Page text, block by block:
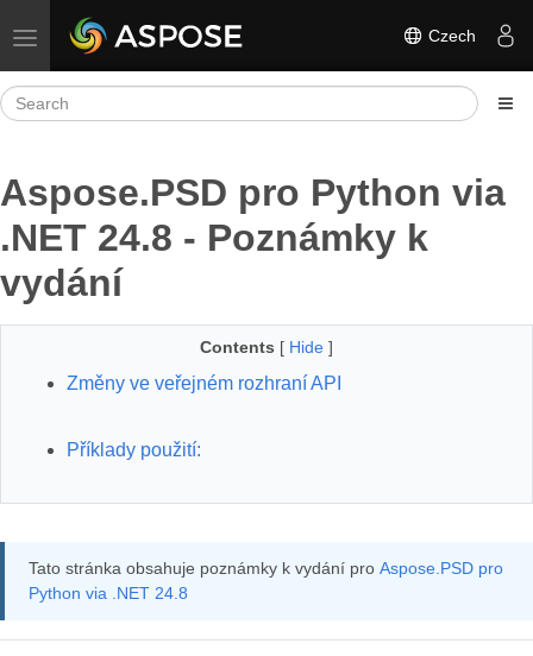
Toggle navigation Czech
Aspose.PSD pro Python via
.NET 24.8 - Poznámky k
vydání
Contents [ Hide ]
Změny ve veřejném rozhraní API
Příklady použití:
Tato stránka obsahuje poznámky k vydání pro Aspose.PSD pro
Python via .NET 24.8